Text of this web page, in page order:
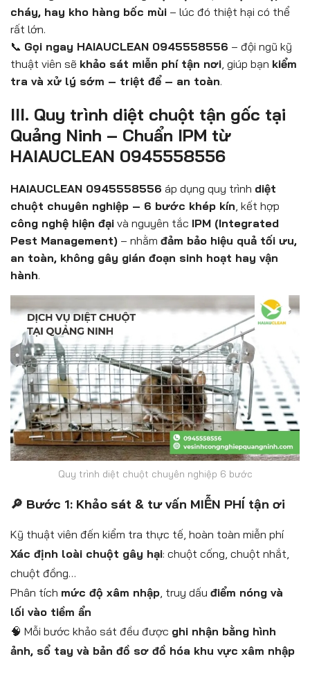
cháy, hay kho hàng bốc mùi – lúc đó thiệt hại có thể
rất lớn.
📞 Gọi ngay HAIAUCLEAN 0945558556 – đội ngũ kỹ
thuật viên sẽ khảo sát miễn phí tận nơi, giúp bạn kiểm
tra và xử lý sớm – triệt để – an toàn.
III. Quy trình diệt chuột tận gốc tại
Quảng Ninh – Chuẩn IPM từ
HAIAUCLEAN 0945558556
HAIAUCLEAN 0945558556 áp dụng quy trình diệt
chuột chuyên nghiệp – 6 bước khép kín , kết hợp
công nghệ hiện đại và nguyên tắc IPM (Integrated
Pest Management) – nhằm đảm bảo hiệu quả tối ưu,
an toàn, không gây gián đoạn sinh hoạt hay vận
hành.
Quy trình diệt chuột chuyên nghiệp 6 bước
🔎 Bước 1: Khảo sát & tư vấn MIỄN PHÍ tận ơi
Kỹ thuật viên đến kiểm tra thực tế, hoàn toàn miễn phí
Xác định loài chuột gây hại: chuột cống, chuột nhắt,
chuột đồng…
Phân tích mức độ xâm nhập , truy dấu điểm nóng và
lối vào tiềm ẩn
🧠 Mỗi bước khảo sát đều được ghi nhận bằng hình
ảnh, sổ tay và bản đồ sơ đồ hóa khu vực xâm nhập